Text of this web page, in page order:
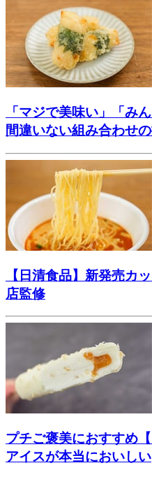
「マジで美味い」「み
間違いない組み合わせ
【日清食品】新発売カ
店監修
プチご褒美におすすめ
アイスが本当においしい